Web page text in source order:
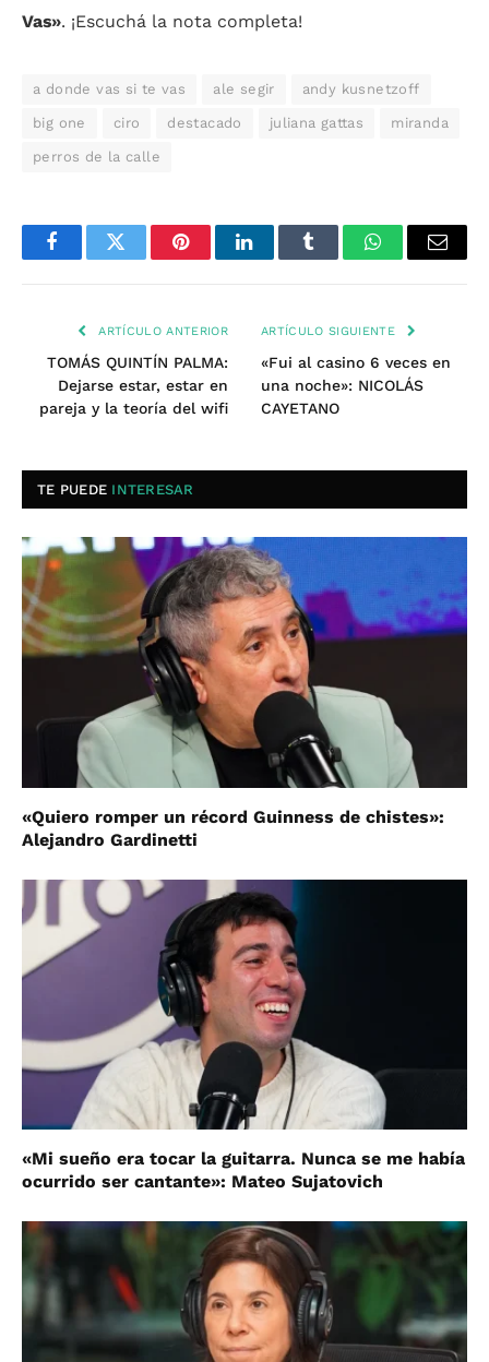
Vas». ¡Escuchá la nota completa!
a donde vas si te vas ale segir andy kusnetzoff
big one ciro destacado juliana gattas miranda
perros de la calle
FacebookTwitter PinterestLinkedInTumblr WhatsAppEmail
ARTÍCULO ANTERIOR
TOMÁS QUINTÍN PALMA:
Dejarse estar, estar en
pareja y la teoría del wifi
ARTÍCULO SIGUIENTE
«Fui al casino 6 veces en
una noche»: NICOLÁS
CAYETANO
TE PUEDE INTERESAR
«Quiero romper un récord Guinness de chistes»:
Alejandro Gardinetti
«Mi sueño era tocar la guitarra. Nunca se me había
ocurrido ser cantante»: Mateo Sujatovich